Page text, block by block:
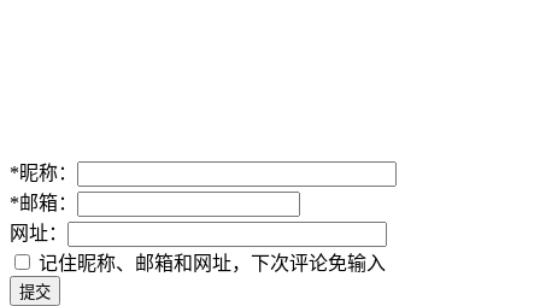
*昵称：
*邮箱：
网址：
记住昵称、邮箱和网址，下次评论免输入
提交